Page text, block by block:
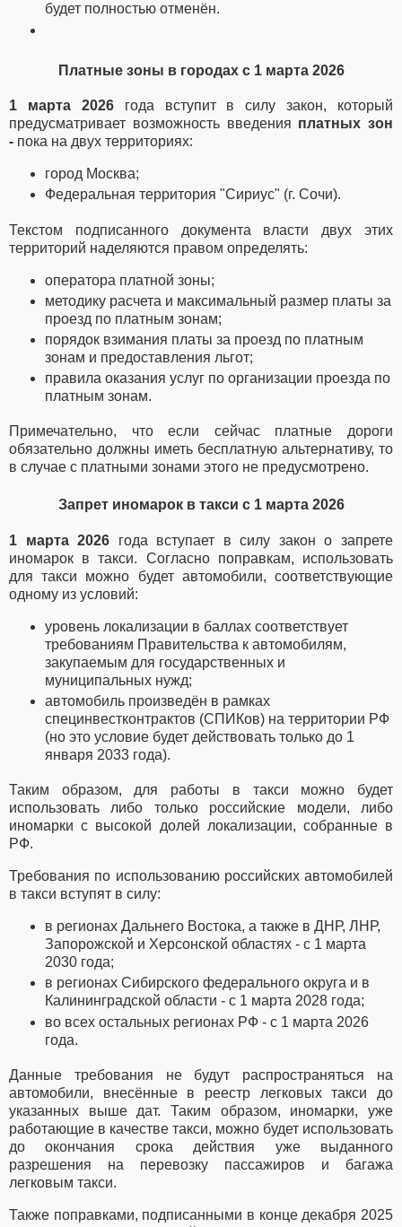
будет полностью отменён.
Платные зоны в городах с 1 марта 2026
1 марта 2026года вступит в силу закон, который
предусматривает возможность введения платных зон
- пока на двух территориях:
город Москва;
Федеральная территория "Сириус" (г. Сочи).
Текстом подписанного документа власти двух этих
территорий наделяются правом определять:
оператора платной зоны;
методику расчета и максимальный размер платы за
проезд по платным зонам;
порядок взимания платы за проезд по платным
зонам и предоставления льгот;
правила оказания услуг по организации проезда по
платным зонам.
Примечательно, что если сейчас платные дороги
обязательно должны иметь бесплатную альтернативу, то
в случае с платными зонами этого не предусмотрено.
Запрет иномарок в такси с 1 марта 2026
1 марта 2026 года вступает в силу закон о запрете
иномарок в такси. Согласно поправкам, использовать
для такси можно будет автомобили, соответствующие
одному из условий:
уровень локализации в баллах соответствует
требованиям Правительства к автомобилям,
закупаемым для государственных и
муниципальных нужд;
автомобиль произведён в рамках
специнвестконтрактов (СПИКов) на территории РФ
(но это условие будет действовать только до 1
января 2033 года).
Таким образом, для работы в такси можно будет
использовать либо только российские модели, либо
иномарки с высокой долей локализации, собранные в
РФ.
Требования по использованию российских автомобилей
в такси вступят в силу:
в регионах Дальнего Востока, а также в ДНР, ЛНР,
Запорожской и Херсонской областях - с 1 марта
2030 года;
в регионах Сибирского федерального округа и в
Калининградской области - с 1 марта 2028 года;
во всех остальных регионах РФ - с 1 марта 2026
года.
Данные требования не будут распространяться на
автомобили, внесённые в реестр легковых такси до
указанных выше дат. Таким образом, иномарки, уже
работающие в качестве такси, можно будет использовать
до окончания срока действия уже выданного
разрешения на перевозку пассажиров и багажа
легковым такси.
Также поправками, подписанными в конце декабря 2025